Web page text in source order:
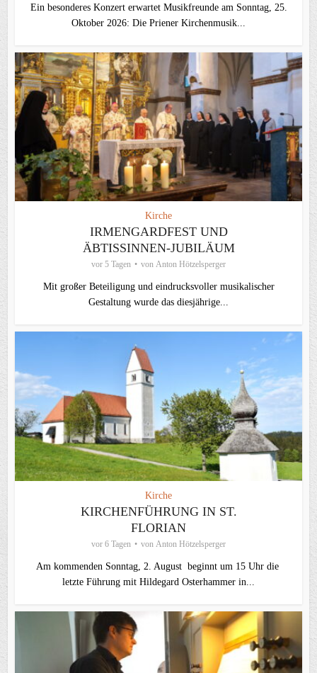
Ein besonderes Konzert erwartet Musikfreunde am Sonntag, 25.
Oktober 2026: Die Priener Kirchenmusik...
Kirche
IRMENGARDFEST UND
ÄBTISSINNEN-JUBILÄUM
vor 5 Tagen von Anton Hötzelsperger
Mit großer Beteiligung und eindrucksvoller musikalischer
Gestaltung wurde das diesjährige...
Kirche
KIRCHENFÜHRUNG IN ST.
FLORIAN
vor 6 Tagen von Anton Hötzelsperger
Am kommenden Sonntag, 2. August beginnt um 15 Uhr die
letzte Führung mit Hildegard Osterhammer in...